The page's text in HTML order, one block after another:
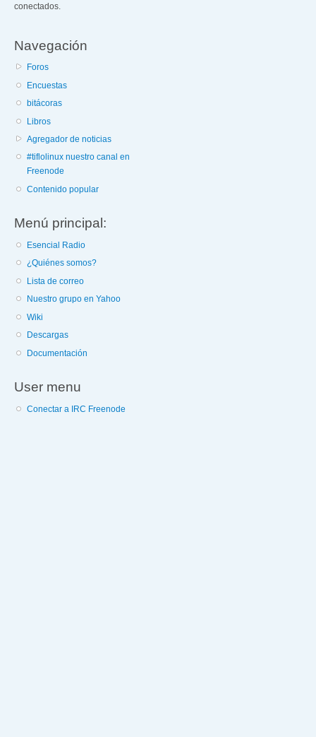
conectados.
Navegación
Foros
Encuestas
bitácoras
Libros
Agregador de noticias
#tiflolinux nuestro canal en
Freenode
Contenido popular
Menú principal:
Esencial Radio
¿Quiénes somos?
Lista de correo
Nuestro grupo en Yahoo
Wiki
Descargas
Documentación
User menu
Conectar a IRC Freenode